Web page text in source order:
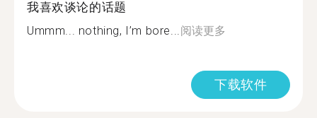
我喜欢谈论的话题
Ummm... nothing, I’m bore... 阅读更多
下载软件